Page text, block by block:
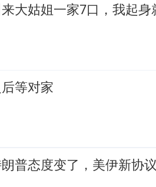
大姑姐一家7口，我起
等对家
普态度变了，美伊新协